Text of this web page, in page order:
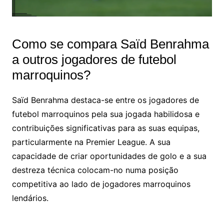
Como se compara Saïd Benrahma
a outros jogadores de futebol
marroquinos?
Saïd Benrahma destaca-se entre os jogadores de
futebol marroquinos pela sua jogada habilidosa e
contribuições significativas para as suas equipas,
particularmente na Premier League. A sua
capacidade de criar oportunidades de golo e a sua
destreza técnica colocam-no numa posição
competitiva ao lado de jogadores marroquinos
lendários.